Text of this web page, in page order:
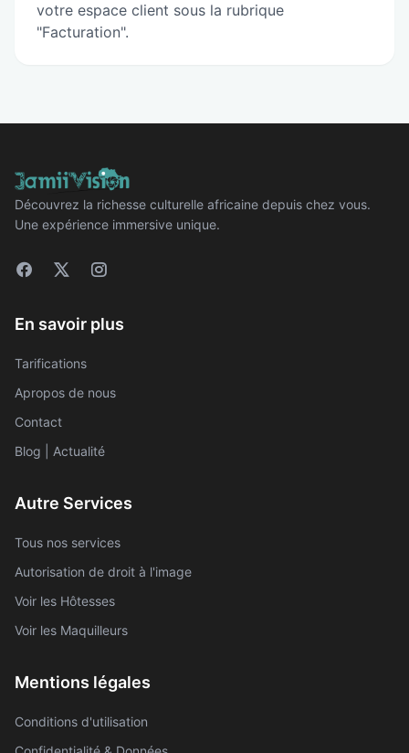
votre espace client sous la rubrique
"Facturation".
Découvrez la richesse culturelle africaine depuis chez vous.
Une expérience immersive unique.
En savoir plus
Tarifications
Apropos de nous
Contact
Blog | Actualité
Autre Services
Tous nos services
Autorisation de droit à l'image
Voir les Hôtesses
Voir les Maquilleurs
Mentions légales
Conditions d'utilisation